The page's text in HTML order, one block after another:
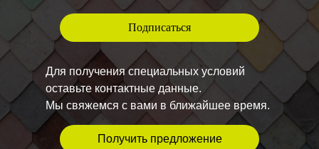
Подписаться
Для получения специальных условий
оставьте контактные данные.
Мы свяжемся с вами в ближайшее время.
Получить предложение